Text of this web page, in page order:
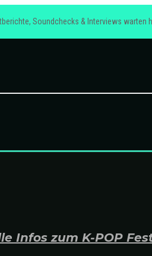
Soundchecks & Interviews warten
Infos zum K-POP